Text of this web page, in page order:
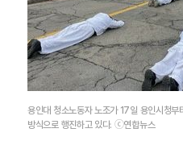
용인대 청소노동자 노조가 17일 용인시청부
방식으로 행진하고 있다. ⓒ연합뉴스